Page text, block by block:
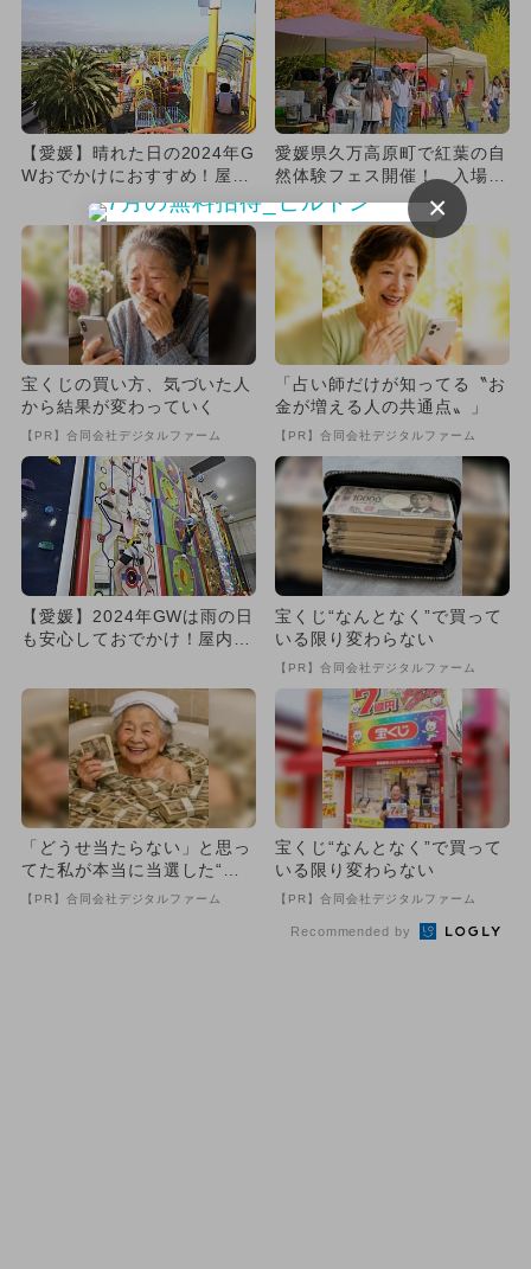
【愛媛】晴れた日の2024年G
Wおでかけにおすすめ！屋外
愛媛県久万高原町で紅葉の自
然体験フェス開催！ 入場無
料＆親子で楽しめる体験多数
宝くじの買い方、気づいた人
から結果が変わっていく
【PR】合同会社デジタルファーム
「占い師だけが知ってる〝お
金が増える人の共通点〟」
【PR】合同会社デジタルファーム
【愛媛】2024年GWは雨の日
も安心しておでかけ！屋内施
宝くじ“なんとなく”で買って
いる限り変わらない
【PR】合同会社デジタルファーム
「どうせ当たらない」と思っ
てた私が本当に当選した“買
い方”がこれ
【PR】合同会社デジタルファーム
宝くじ“なんとなく”で買って
いる限り変わらない
【PR】合同会社デジタルファーム
Recommended by
×